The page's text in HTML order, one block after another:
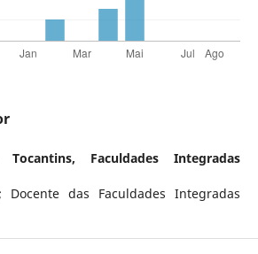
Tocantins, Faculdades Integradas
Docente das Faculdades Integradas